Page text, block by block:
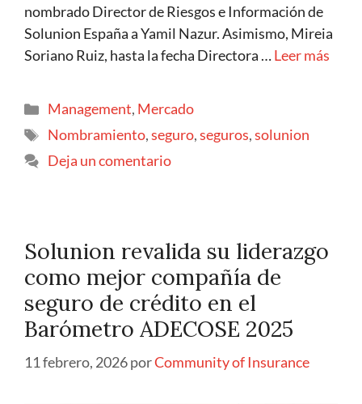
nombrado Director de Riesgos e Información de
Solunion España a Yamil Nazur. Asimismo, Mireia
Soriano Ruiz, hasta la fecha Directora …Leer más
Management, Mercado
Nombramiento,seguro,seguros,solunion
Deja un comentario
Solunion revalida su liderazgo
como mejor compañía de
seguro de crédito en el
Barómetro ADECOSE 2025
11 febrero, 2026porCommunity of Insurance